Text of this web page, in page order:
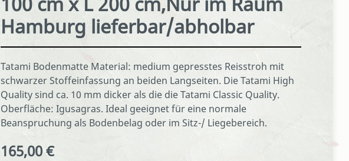
Hamburg lieferbar/abholbar
Tatami Bodenmatte Material: medium gepresstes Reisstroh mit
schwarzer Stoffeinfassung an beiden Langseiten. Die Tatami High
Quality sind ca. 10 mm dicker als die die Tatami Classic Quality.
Oberfläche: Igusagras. Ideal geeignet für eine normale
Beanspruchung als Bodenbelag oder im Sitz-/ Liegebereich.
Regulärer Preis:
165,00 €